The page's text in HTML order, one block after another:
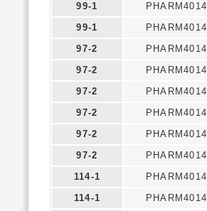
99-1
PHARM4014
99-1
PHARM4014
97-2
PHARM4014
97-2
PHARM4014
97-2
PHARM4014
97-2
PHARM4014
97-2
PHARM4014
97-2
PHARM4014
114-1
PHARM4014
114-1
PHARM4014